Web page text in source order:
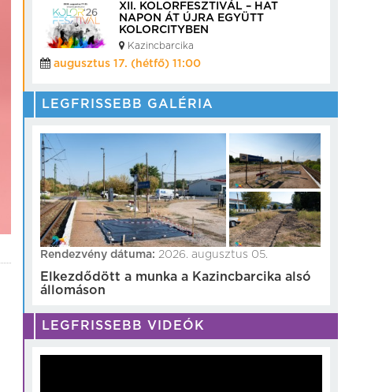
XII. KOLORFESZTIVÁL – HAT
NAPON ÁT ÚJRA EGYÜTT
KOLORCITYBEN
Kazincbarcika
augusztus 17. (hétfő) 11:00
LEGFRISSEBB GALÉRIA
Rendezvény dátuma: 2026. augusztus 05.
Elkezdődött a munka a Kazincbarcika alsó
állomáson
LEGFRISSEBB VIDEÓK